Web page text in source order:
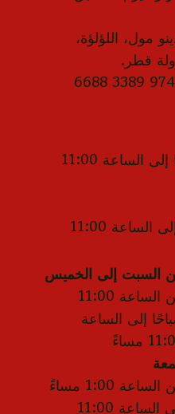
مول، اللؤلؤة،
قطر.
من الساعة 11:00 صباحًا إلى الساعة 11:00
من الساعة 1:00 مساءً إلى الساعة 11:00
السبت إلى الخميس
من الساعة 11:00
إلى الساعة
مساءً
من الساعة 1:00 مساءً
إلى الساعة 11:00